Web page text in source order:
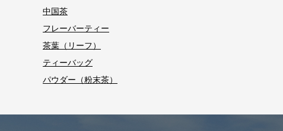
中国茶
フレーバーティー
茶葉（リーフ）
ティーバッグ
パウダー（粉末茶）